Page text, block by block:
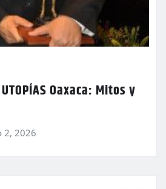
UTOPÍAS Oaxaca: Mitos y
2, 2026